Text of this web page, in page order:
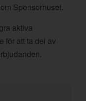
Sponsorhuset.
aktiva
för att ta del av